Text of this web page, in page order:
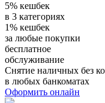
5% кешбек
в 3 категориях
1% кешбек
за любые покупки
бесплатное
обслуживание
Снятие наличных без
в любых банкоматах
Оформить онлайн